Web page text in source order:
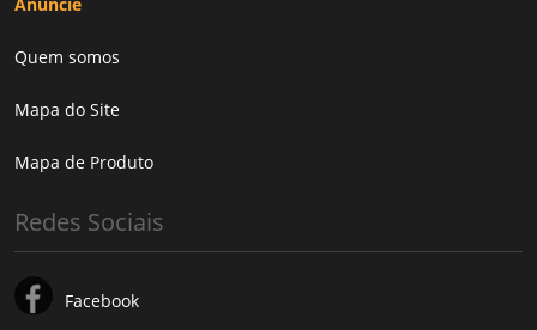
Quem somos
Mapa do Site
Mapa de Produto
Redes Sociais
Facebook